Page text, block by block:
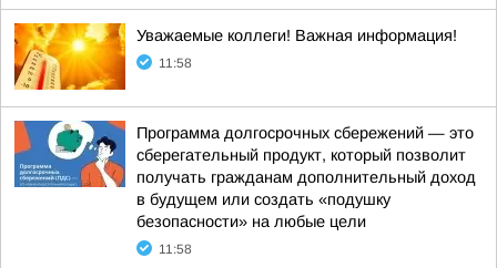
Уважаемые коллеги! Важная информация!
11:58
Программа долгосрочных сбережений — это
сберегательный продукт, который позволит
получать гражданам дополнительный доход
в будущем или создать «подушку
безопасности» на любые цели
11:58